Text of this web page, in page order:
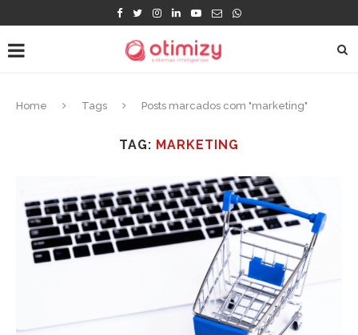
Home Tags Posts marcados com "marketing"
TAG: MARKETING